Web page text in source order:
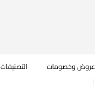
عروض وخصومات التصنيفات